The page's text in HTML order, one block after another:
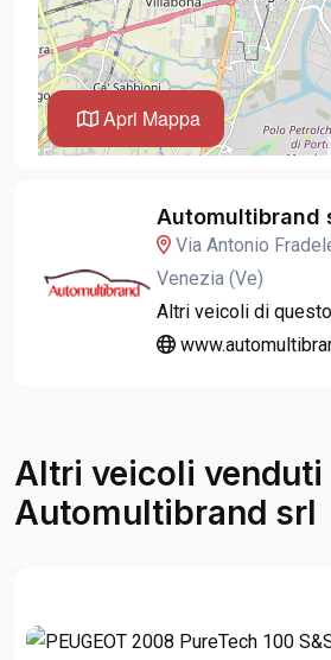
Apri Mappa
Automultibrand
Via Antonio
Venezia (Ve)
Altri veicoli di
Altri veicoli venduti
Automultibrand srl